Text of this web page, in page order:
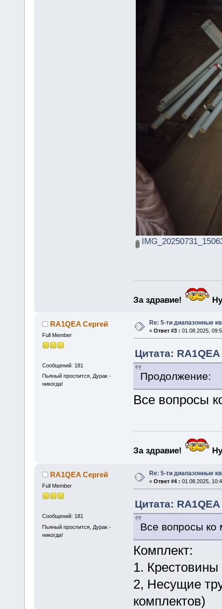
За здравие!
RA1QEA Сергей
Full Member
Сообщений: 181
Пьяный проспится, Дурак -
никогда!
Re: 5-ти диапазонные
« Ответ #3 : 01.08.2025,
Цитата:
Продолжение:
Все вопросы
За здравие!
RA1QEA Сергей
Full Member
Сообщений: 181
Пьяный проспится, Дурак -
никогда!
Re: 5-ти диапазонные
« Ответ #4 : 01.08.2025,
Цитата:
Все вопросы ко
Комплект:
1.
2, Несущие
комплектов)